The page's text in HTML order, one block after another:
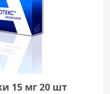
15 мг 20 шт